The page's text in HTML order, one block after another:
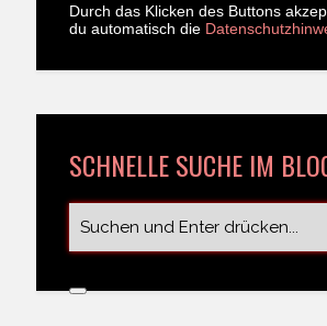
Durch das Klicken des Buttons
du automatisch die
SCHNELLE SUCHE IM